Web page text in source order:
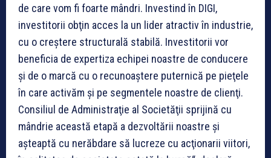
de care vom fi foarte mândri. Investind în DIGI,
investitorii obţin acces la un lider atractiv în industrie,
cu o creştere structurală stabilă. Investitorii vor
beneficia de expertiza echipei noastre de conducere
şi de o marcă cu o recunoaştere puternică pe pieţele
în care activăm şi pe segmentele noastre de clienţi.
Consiliul de Administraţie al Societăţii sprijină cu
mândrie această etapă a dezvoltării noastre şi
aşteaptă cu nerăbdare să lucreze cu acţionarii viitori,